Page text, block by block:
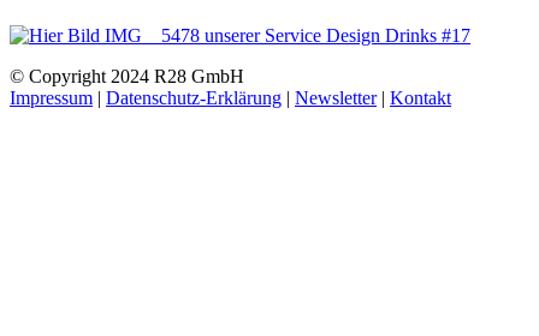
© Copyright 2024 R28 GmbH
Impressum | Datenschutz-Erklärung | Newsletter| Kontakt